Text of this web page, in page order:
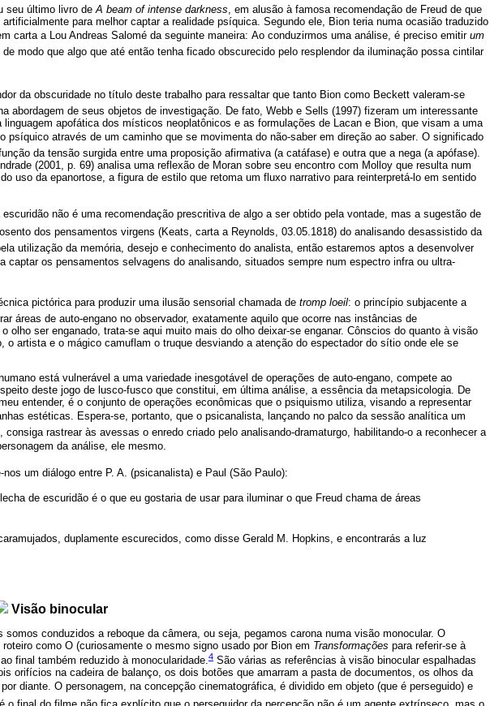
seu último livro deA beam of intense darkness, em alusão à famosa recomendação de Freud de que
para melhor captar a realidade psíquica. Segundo ele, Bion teria numa ocasião traduzido
carta a Lou Andreas Salomé da seguinte maneira: Ao conduzirmos uma análise, é preciso emitir um
de modo que algo que até então tenha ficado obscurecido pelo resplendor da iluminação possa cintilar
da obscuridade no título deste trabalho para ressaltar que tanto Bion como Beckett valeram-se
abordagem de seus objetos de investigação. De fato, Webb e Sells (1997) fizeram um interessante
linguagem apofática dos místicos neoplatônicos e as formulações de Lacan e Bion, que visam a uma
psíquico através de um caminho que se movimenta do não-saber em direção ao saber. O significado
da tensão surgida entre uma proposição afirmativa (a catáfase) e outra que a nega (a apófase).
(2001, p. 69) analisa uma reflexão de Moran sobre seu encontro com Molloy que resulta num
uso da epanortose, a figura de estilo que retoma um fluxo narrativo para reinterpretá-lo em sentido
escuridão não é uma recomendação prescritiva de algo a ser obtido pela vontade, mas a sugestão de
dos pensamentos virgens (Keats, carta a Reynolds, 03.05.1818) do analisando desassistido da
utilização da memória, desejo e conhecimento do analista, então estaremos aptos a desenvolver
captar os pensamentos selvagens do analisando, situados sempre num espectro infra ou ultra-
pictórica para produzir uma ilusão sensorial chamada de tromp loeil: o princípio subjacente a
áreas de auto-engano no observador, exatamente aquilo que ocorre nas instâncias de
olho ser enganado, trata-se aqui muito mais do olho deixar-se enganar. Cônscios do quanto à visão
o artista e o mágico camuflam o truque desviando a atenção do espectador do sítio onde ele se
está vulnerável a uma variedade inesgotável de operações de auto-engano, compete ao
deste jogo de lusco-fusco que constitui, em última análise, a essência da metapsicologia. De
entender, é o conjunto de operações econômicas que o psiquismo utiliza, visando a representar
estéticas. Espera-se, portanto, que o psicanalista, lançando no palco da sessão analítica um
consiga rastrear às avessas o enredo criado pelo analisando-dramaturgo, habilitando-o a reconhecer a
da análise, ele mesmo.
um diálogo entre P. A. (psicanalista) e Paul (São Paulo):
de escuridão é o que eu gostaria de usar para iluminar o que Freud chama de áreas
duplamente escurecidos, como disse Gerald M. Hopkins, e encontrarás a luz
Visão binocular
somos conduzidos a reboque da câmera, ou seja, pegamos carona numa visão monocular. O
como O (curiosamente o mesmo signo usado por Bion em Transformações para referir-se à
final também reduzido à monocularidade.4 São várias as referências à visão binocular espalhadas
orifícios na cadeira de balanço, os dois botões que amarram a pasta de documentos, os olhos da
diante. O personagem, na concepção cinematográfica, é dividido em objeto (que é perseguido) e